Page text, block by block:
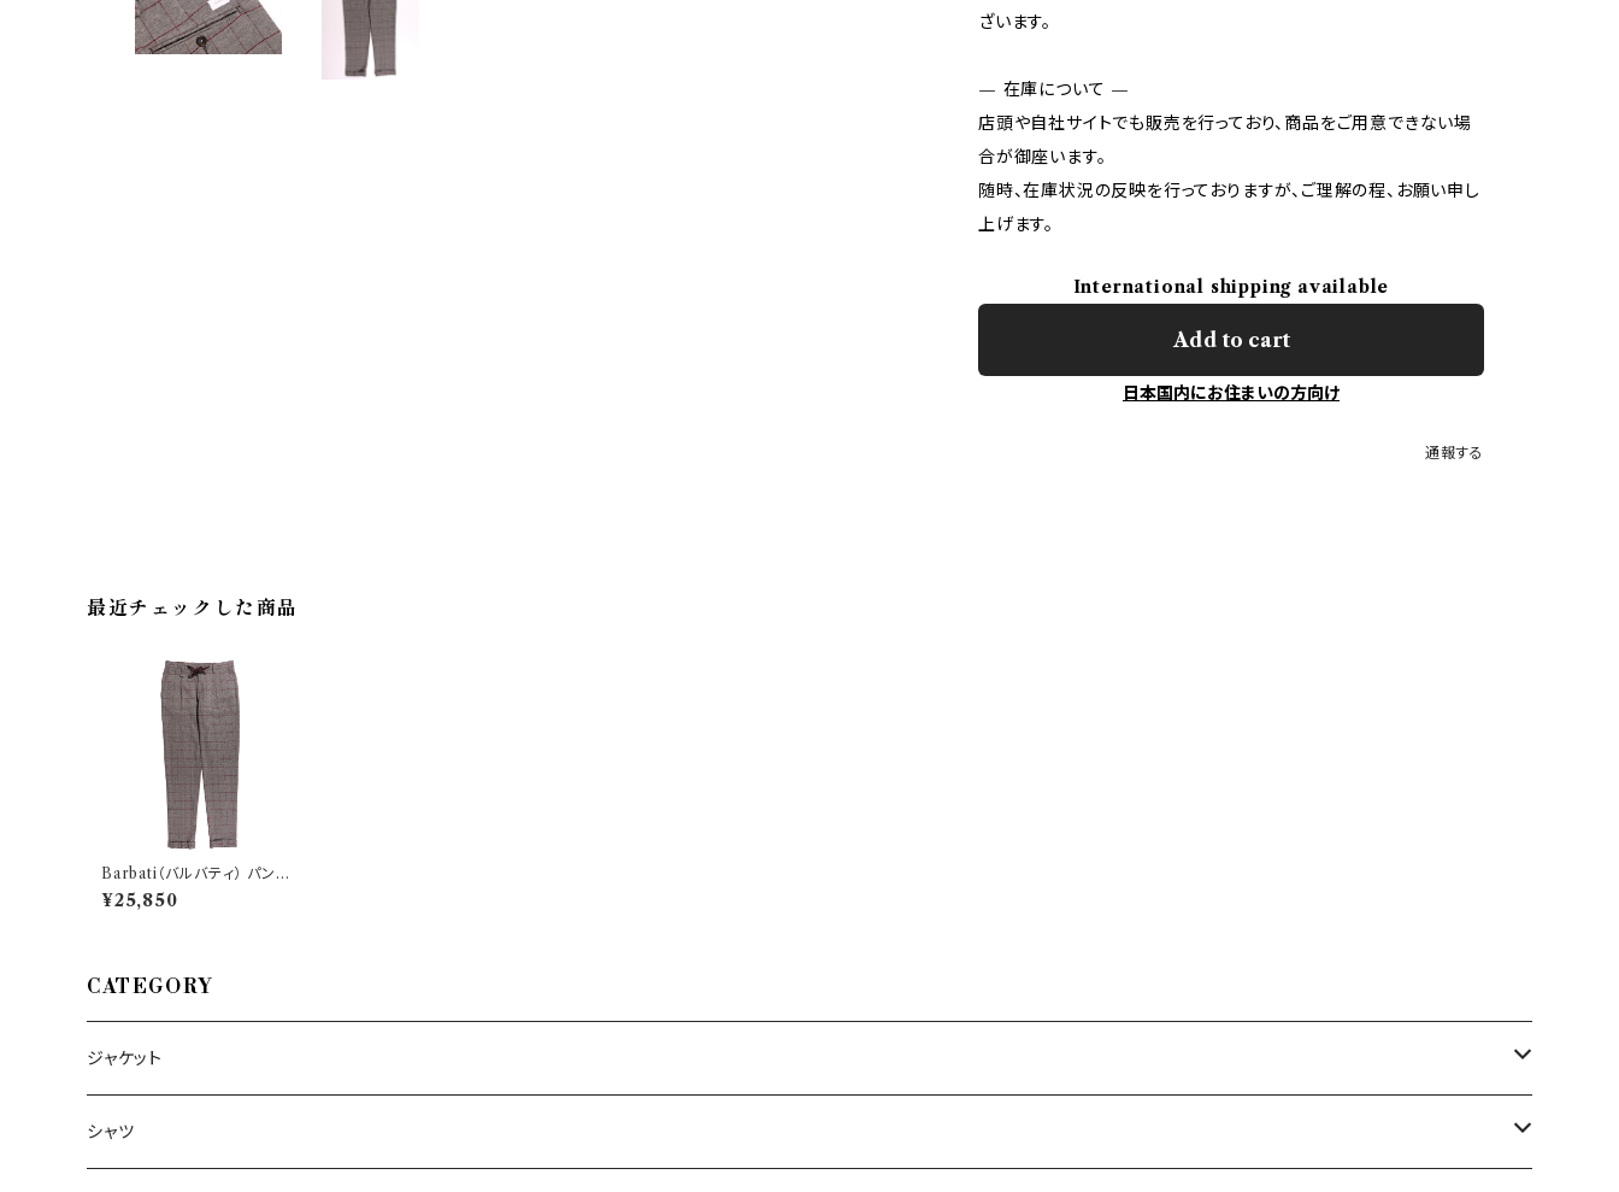
ざいます。
— 在庫について —
店頭や自社サイトでも販売を行っており、商品をご用意できない場
合が御座います。
随時、在庫状況の反映を行っておりますが、ご理解の程、お願い申し
上げます。
International shipping available
Add to cart
日本国内にお住まいの方向け
通報する
最近チェックした商品
Barbati（バルバティ） パンツ
223972 34970
¥25,850
CATEGORY
ジャケット
～44/S
シャツ